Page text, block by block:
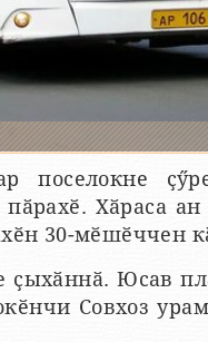
поселокне
Хӑраса ан
30-мӗшӗччен
ҫыхӑннӑ. Юсав
Совхоз